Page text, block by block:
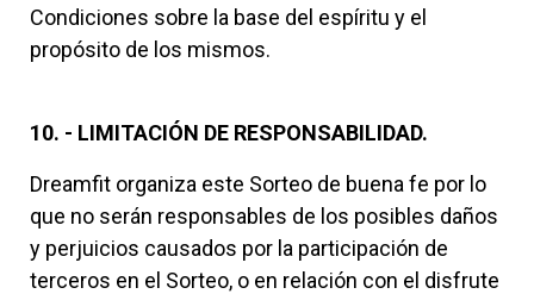
Condiciones sobre la base del espíritu y el
propósito de los mismos.
10. - LIMITACIÓN DE RESPONSABILIDAD.
Dreamfit organiza este Sorteo de buena fe por lo
que no serán responsables de los posibles daños
y perjuicios causados por la participación de
terceros en el Sorteo, o en relación con el disfrute